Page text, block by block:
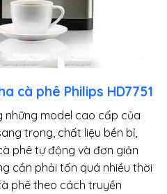
cà phê Philips HD7751
những model cao cấp của
trọng, chất liệu bền bỉ,
phê tự động và đơn giản
cần phải tốn quá nhiều thời
phê theo cách truyền